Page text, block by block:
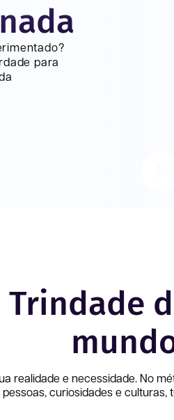
para
realidade e necessidade. No
curiosidades e